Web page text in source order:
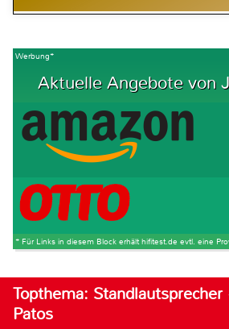
Werbung*
Aktuelle Angebote von
* Für Links in diesem Block erhält hifitest.de evtl. eine
Topthema: Standlautsprecher
Patos